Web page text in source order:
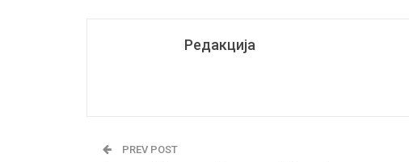
Редакција
PREV POST